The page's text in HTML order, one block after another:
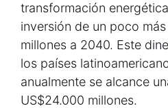
transformación
inversión de un poco
millones a 2040. Este
los países
anualmente se alcance
US$24.000 millones.